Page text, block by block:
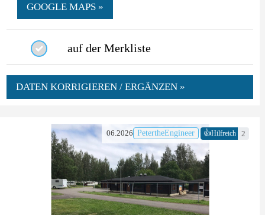
GOOGLE MAPS »
auf der Merkliste
DATEN KORRIGIEREN / ERGÄNZEN »
06.2026 PetertheEngineer 👍Hilfreich 2